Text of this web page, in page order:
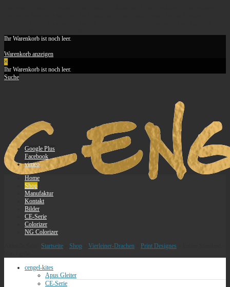
Ihr Warenkorb ist noch leer.
Warenkorb anzeigen
×
Ihr Warenkorb ist noch leer.
Suche
Google Plus
Facebook
vimeo
Home
Shop
Manufaktur
Kontakt
Bilder
CE-Serie
Colorizer
NG Colorizer
Startseite Shop Vierleiner-Drachen Print Designes
cengel-kites
Apus Gleiter
CE-Serie